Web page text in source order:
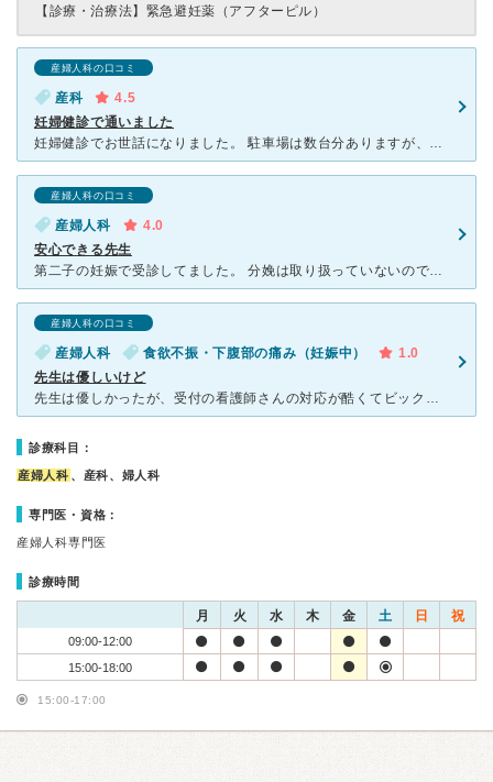
【診療・治療法】 緊急避妊薬（アフターピル）
産婦人科の口コミ
産科
4.5
妊婦健診で通いました
妊婦健診でお世話になりました。 駐車場は数台分ありますが、すぐに満車になります。狭いので停めにくいです。 待合室は落ち着いた雰囲気で静かで過ごしやすいです。 清潔で綺麗です。 妊婦健診でお世話
産婦人科の口コミ
産婦人科
4.0
安心できる先生
第二子の妊娠で受診してました。 分娩は取り扱っていないので、別の病院へ転院する必要が あります。 人気の病院なので、初診はかなり待ちましたが、 妊婦検診のみ受付時に次の予約をとってもらえま
産婦人科の口コミ
産婦人科 食欲不振・下腹部の痛み（妊娠中）
1.0
先生は優しいけど
先生は優しかったが、受付の看護師さんの対応が酷くてビックリしました。 夫が付き添いで一緒に病院に入ると、不機嫌そうに「男性なのに子供でも産むんですか？産まない人は外で待っててください！」って怒鳴られ
診療科目：
産婦人科 、産科、婦人科
専門医・資格：
産婦人科専門医
診療時間
月 火 水 木 金 土 日 祝
09:00-12:00
15:00-18:00
15:00-17:00